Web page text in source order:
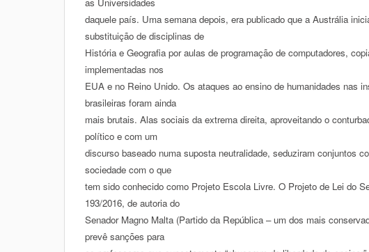
daquele país. Uma semana depois, era publicado que a Austrália
substituição de disciplinas de
História e Geografia por aulas de programação de computadores,
implementadas nos
EUA e no Reino Unido. Os ataques ao ensino de humanidades nas
brasileiras foram ainda
mais brutais. Alas sociais da extrema direita, aproveitando o
político e com um
discurso baseado numa suposta neutralidade, seduziram conjuntos
sociedade com o que
tem sido conhecido como Projeto Escola Livre. O Projeto de Lei do
193/2016, de autoria do
Senador Magno Malta (Partido da República – um dos mais
prevê sanções para